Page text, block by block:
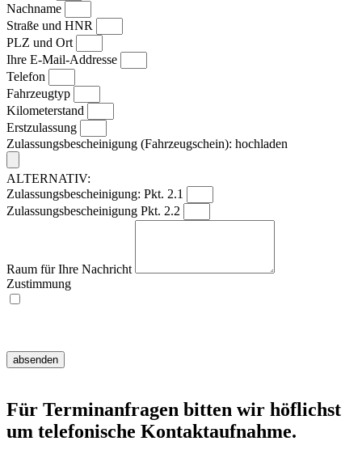
Nachname
Straße und HNR
PLZ und Ort
Ihre E-Mail-Addresse
Telefon
Fahrzeugtyp
Kilometerstand
Erstzulassung
Zulassungsbescheinigung (Fahrzeugschein): hochladen
ALTERNATIV:
Zulassungsbescheinigung: Pkt. 2.1
Zulassungsbescheinigung Pkt. 2.2
Raum für Ihre Nachricht
Zustimmung
absenden
Für Terminanfragen bitten wir höflichst
um telefonische Kontaktaufnahme.